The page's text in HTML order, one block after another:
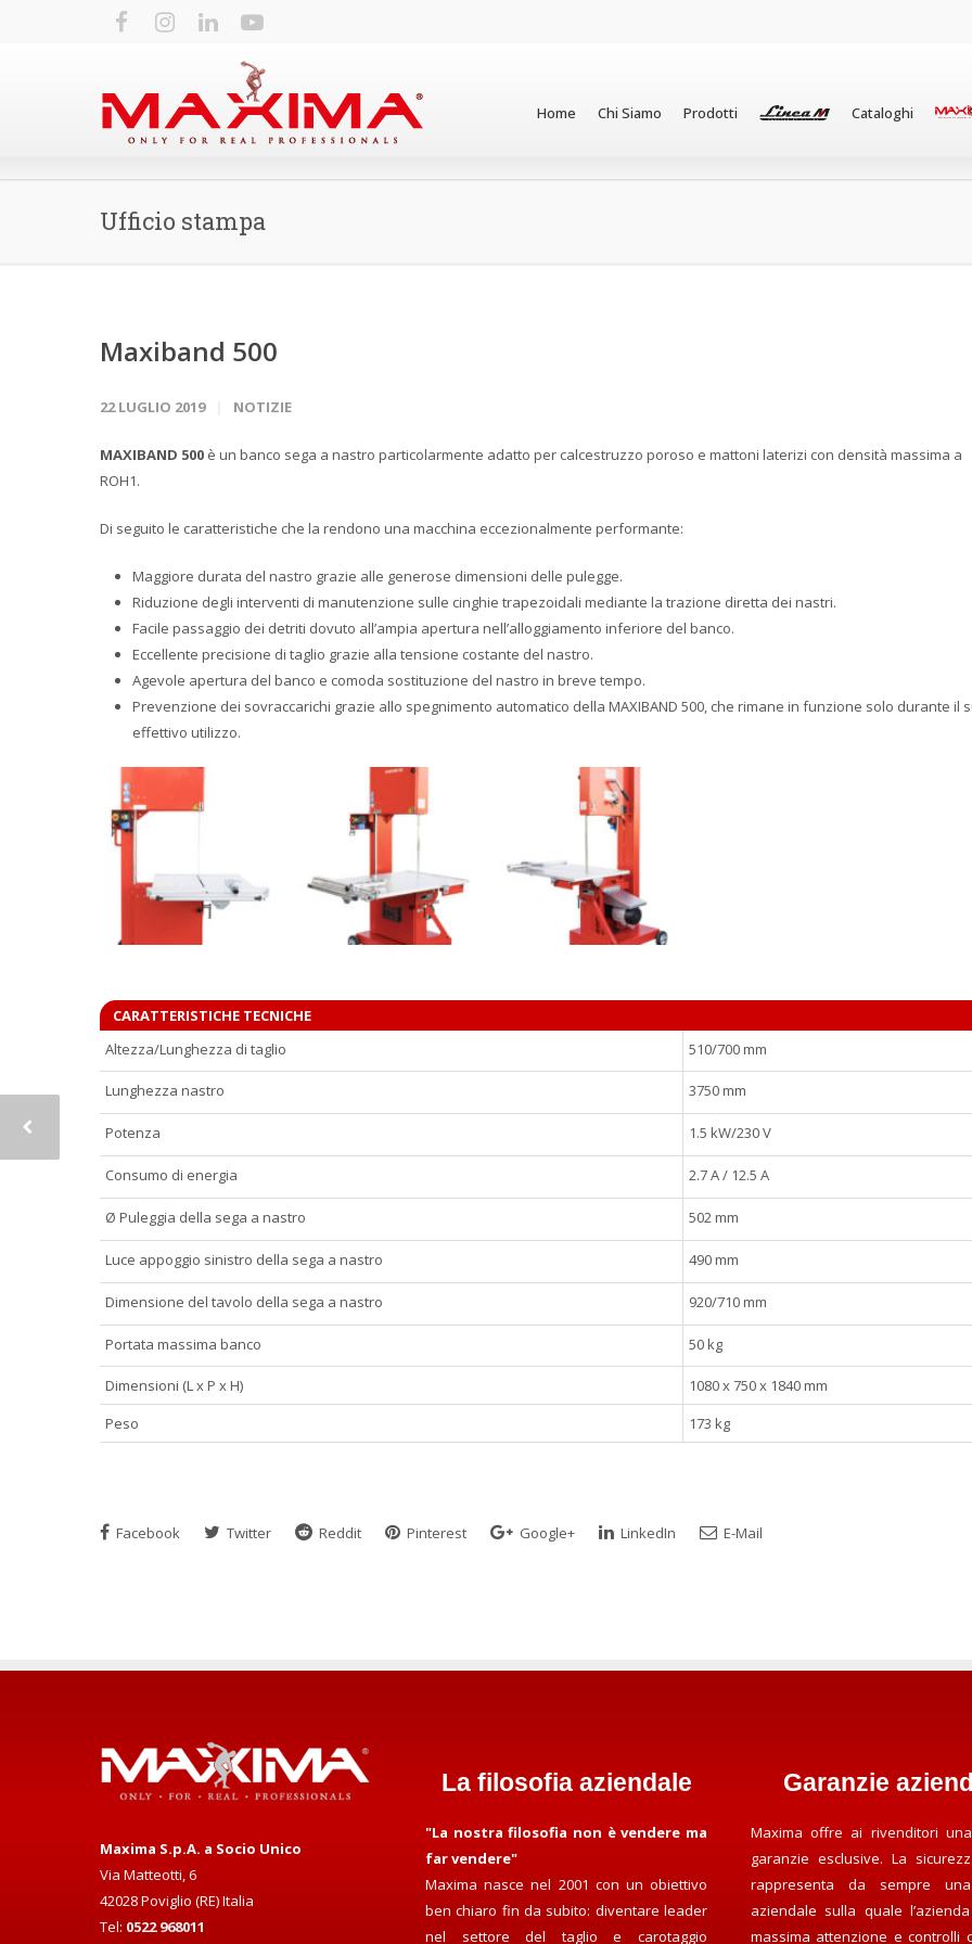
Home Chi Siamo Prodotti Cataloghi
Ufficio stampa
Maxiband 500
22 LUGLIO 2019 NOTIZIE
MAXIBAND 500 è un banco sega a nastro particolarmente adatto per calcestruzzo poroso e mattoni laterizi con densità massima a
ROH1.
Di seguito le caratteristiche che la rendono una macchina eccezionalmente performante:
Maggiore durata del nastro grazie alle generose dimensioni delle pulegge.
Riduzione degli interventi di manutenzione sulle cinghie trapezoidali mediante la trazione diretta dei nastri.
Facile passaggio dei detriti dovuto all’ampia apertura nell’alloggiamento inferiore del banco.
Eccellente precisione di taglio grazie alla tensione costante del nastro.
Agevole apertura del banco e comoda sostituzione del nastro in breve tempo.
Prevenzione dei sovraccarichi grazie allo spegnimento automatico della MAXIBAND 500, che rimane in funzione solo durante il
effettivo utilizzo.
CARATTERISTICHE TECNICHE
Altezza/Lunghezza di taglio
510/700 mm
Lunghezza nastro 3750 mm
Potenza 1.5 kW/230 V
Consumo di energia 2.7 A / 12.5 A
Ø Puleggia della sega a nastro 502 mm
Luce appoggio sinistro della sega a nastro 490 mm
Dimensione del tavolo della sega a nastro 920/710 mm
Portata massima banco 50 kg
Dimensioni (L x P x H)
1080 x 750 x 1840 mm
Peso
173 kg
Facebook Twitter Reddit Pinterest Google+ LinkedIn E-Mail
Maxima S.p.A. a Socio Unico
Via Matteotti, 6
42028 Poviglio (RE) Italia
Tel: 0522 968011
La filosofia aziendale
"La nostra filosofia non è vendere ma
far vendere"
Maxima nasce nel 2001 con un obiettivo
ben chiaro fin da subito: diventare leader
nel settore del taglio e carotaggio
Garanzie
Maxima offre ai rivenditori
garanzie esclusive. La
rappresenta da sempre
aziendale sulla quale
massima attenzione e controlli